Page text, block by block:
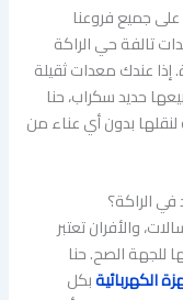
جميع فروعنا
تالفة حي الراكة
إذا عندك معدات ثقيلة
حديد سكراب، حنا
بدون أي عناء من
في الراكة؟
والأفران تعتبر
للجهة الصح. حنا
الكهربائيةبكل